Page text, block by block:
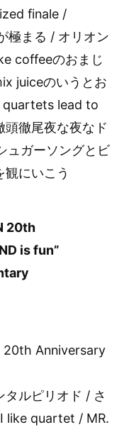
finale /
極まる / オリオン
coffeeのおまじ
juiceのいうとお
quartets lead to
徹尾夜な夜なド
ュガーソングとビ
にいこう
20th
is fun”
20th Anniversary
ルピリオド / さ
like quartet / MR.